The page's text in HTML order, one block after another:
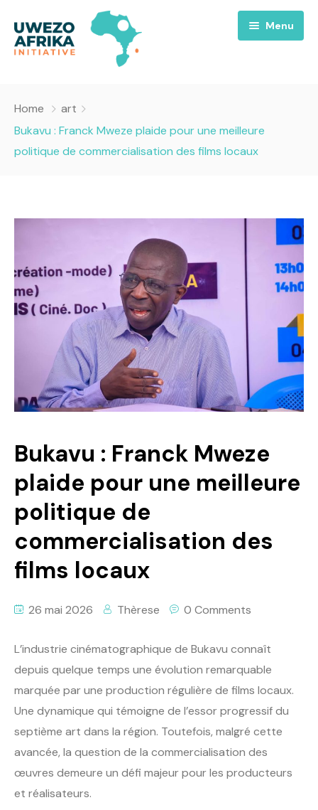
Menu
Nous
A propos
Projets
Success Story
Santé
Politique
Technologies
Entreprenariat
Emissions
Opportunités
Home
art
Bukavu : Franck Mweze plaide pour une meilleure
politique de commercialisation des films locaux
Bukavu : Franck Mweze
plaide pour une meilleure
politique de
commercialisation des
films locaux
26 mai 2026 Thèrese 0 Comments
L’industrie cinématographique de Bukavu connaît
depuis quelque temps une évolution remarquable
marquée par une production régulière de films locaux.
Une dynamique qui témoigne de l’essor progressif du
septième art dans la région. Toutefois, malgré cette
avancée, la question de la commercialisation des
œuvres demeure un défi majeur pour les producteurs
et réalisateurs.